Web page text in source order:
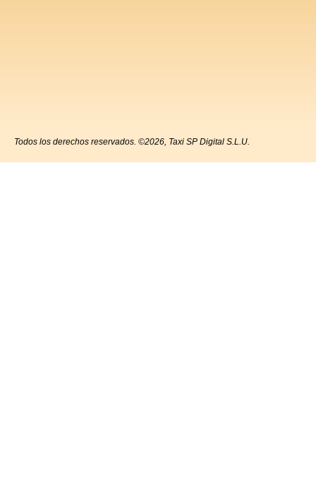
Todos los derechos reservados. ©2026, Taxi SP Digital S.L.U.